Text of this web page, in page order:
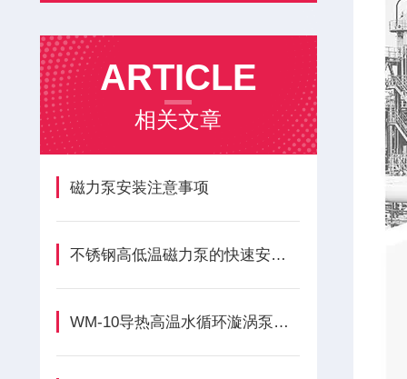
ARTICLE
相关文章
磁力泵安装注意事项
不锈钢高低温磁力泵的快速安装方法
WM-10导热高温水循环漩涡泵的正确安装方法全解析